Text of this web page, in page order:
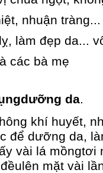
nhuận
làm đẹp da...
các bà mẹ
da.
khí huyết,
để dưỡng da,
vài lá mồngtơi
mặt vài